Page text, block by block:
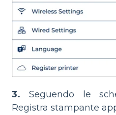
3. Seguendo le
Registra stampante